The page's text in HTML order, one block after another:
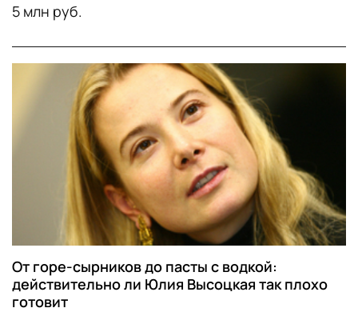
5 млн руб.
От горе-сырников до пасты с водкой:
действительно ли Юлия Высоцкая так плохо
готовит